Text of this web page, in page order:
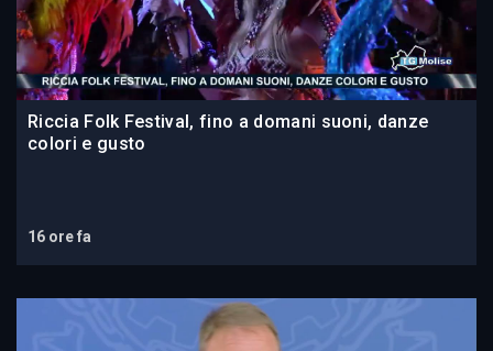
Riccia Folk Festival, fino a domani suoni, danze
colori e gusto
16 ore fa